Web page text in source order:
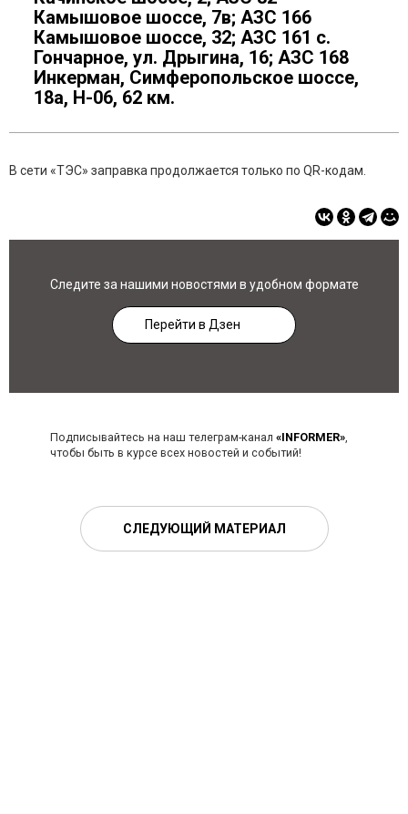
Камышовое шоссе, 7в; АЗС 166
Камышовое шоссе, 32; АЗС 161 с.
Гончарное, ул. Дрыгина, 16; АЗС 168
Инкерман, Симферопольское шоссе,
18а, Н-06, 62 км.
В сети «ТЭС» заправка продолжается только по QR-кодам.
Следите за нашими новостями в удобном формате
Перейти в Дзен
Подписывайтесь на наш телеграм-канал «INFORMER»,
чтобы быть в курсе всех новостей и событий!
СЛЕДУЮЩИЙ МАТЕРИАЛ